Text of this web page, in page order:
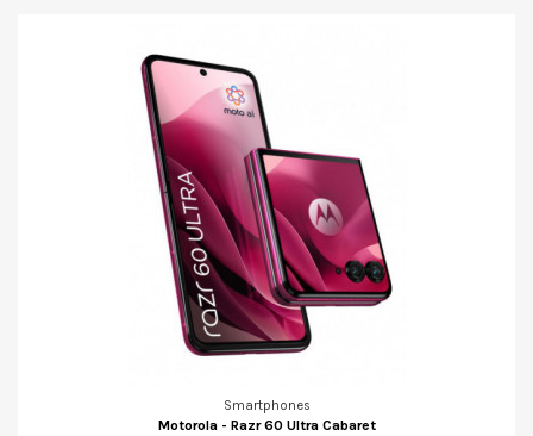
Smartphones
Motorola - Razr 60 Ultra Cabaret